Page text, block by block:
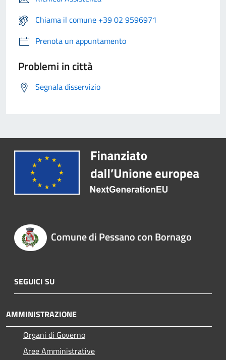
Chiama il comune +39 02 9596971
Prenota un appuntamento
Problemi in città
Segnala disservizio
Comune di Pessano con Bornago
SEGUICI SU
AMMINISTRAZIONE
Organi di Governo
Aree Amministrative